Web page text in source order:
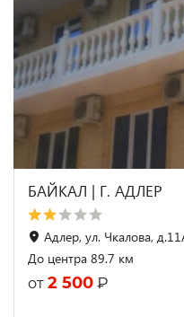
БАЙКАЛ | Г. АДЛЕР
Адлер, ул. Чкалова,
До центра 89.7 км
от 2 500 ₽